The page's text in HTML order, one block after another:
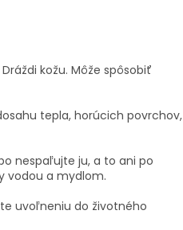
kožu. Môže spôsobiť
tepla, horúcich povrchov,
nespaľujte ju, a to ani po
vodou a mydlom.
uvoľneniu do životného